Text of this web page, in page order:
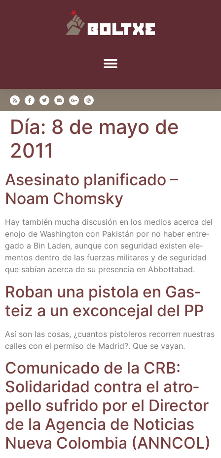
Día: 8 de mayo de
2011
Ase­si­na­to pla­ni­fi­ca­do –
Noam Chomsky
Hay tam­bién mucha dis­cu­sión en los medios acer­ca del
eno­jo de Washing­ton con Pakis­tán por no haber entre­
ga­do a Bin Laden, aun­que con segu­ri­dad exis­ten ele­
men­tos den­tro de las fuer­zas mili­ta­res y de segu­ri­dad
que sabían acer­ca de su pre­sen­cia en Abbottabad.
Roban una pis­to­la en Gas­
teiz a un excon­ce­jal del PP
Así son las cosas, ¿cuan­tos pis­to­le­ros reco­rren nues­tras
calles con el per­mi­so de Madrid?. Que se vayan.
Comu­ni­ca­do de la CRB:
Soli­da­ri­dad con­tra el atro­
pe­llo sufri­do por el Direc­tor
de la Agen­cia de Noti­cias
Nue­va Colom­bia (ANNCOL)